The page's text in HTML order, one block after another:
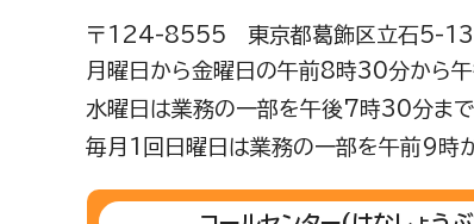
〒124-8555 東京都葛飾区立石5-
月曜日から金曜日の午前8時30分から
水曜日は業務の一部を午後7時30分まで
毎月1回日曜日は業務の一部を午前9時